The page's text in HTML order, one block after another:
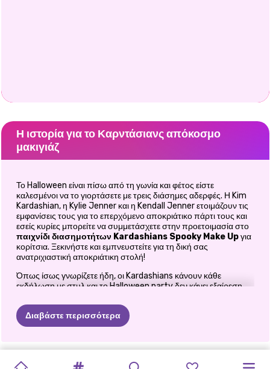
Η ιστορία για το Καρντάσιανς απόκοσμο
μακιγιάζ
Το Halloween είναι πίσω από τη γωνία και φέτος είστε
καλεσμένοι να το γιορτάσετε με τρεις διάσημες αδερφές. Η Kim
Kardashian, η Kylie Jenner και η Kendall Jenner ετοιμάζουν τις
εμφανίσεις τους για το επερχόμενο αποκριάτικο πάρτι τους και
εσείς κυρίες μπορείτε να συμμετάσχετε στην προετοιμασία στο
παιχνίδι διασημοτήτων Kardashians Spooky Make Upγια
κορίτσια. Ξεκινήστε και εμπνευστείτε για τη δική σας
ανατριχιαστική αποκριάτικη στολή!
Όπως ίσως γνωρίζετε ήδη, οι Kardashians κάνουν κάθε
εκδήλωση με στυλ και το Halloween party δεν κάνει εξαίρεση.
για να διακοσμήσουν τα σπίτια τους για την πιο σκοτεινή νύχτα
του χρόνου, φροντίζουν επίσης να διαλέγουν τα πιο πρόσφατα
κοστούμια για το πάρτι του Χάλογουιν. Φέτος όμως,
εμφάνισή τους, οπότε πρόκειται να ολοκληρώσουν τα
Διαβάστε περισσότερα
ΠΡΩΤΟΧΡΟΝΙΆΤΙΚΗ
ΕΚΜΆΘΗΣΗ ΚΑΡΝΤΆΣΙΑΝΣ
SISTERS WITCHY PRINCESSES